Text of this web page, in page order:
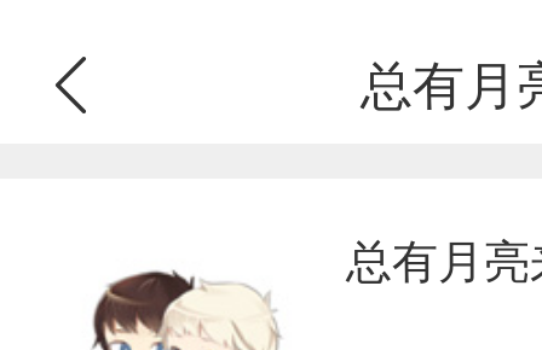
总有月
总有月